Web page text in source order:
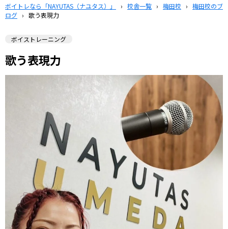
ボイトレなら「NAYUTAS（ナユタス）」 › 校舎一覧 › 梅田校 › 梅田校のブ
ログ › 歌う表現力
ボイストレーニング
歌う表現力